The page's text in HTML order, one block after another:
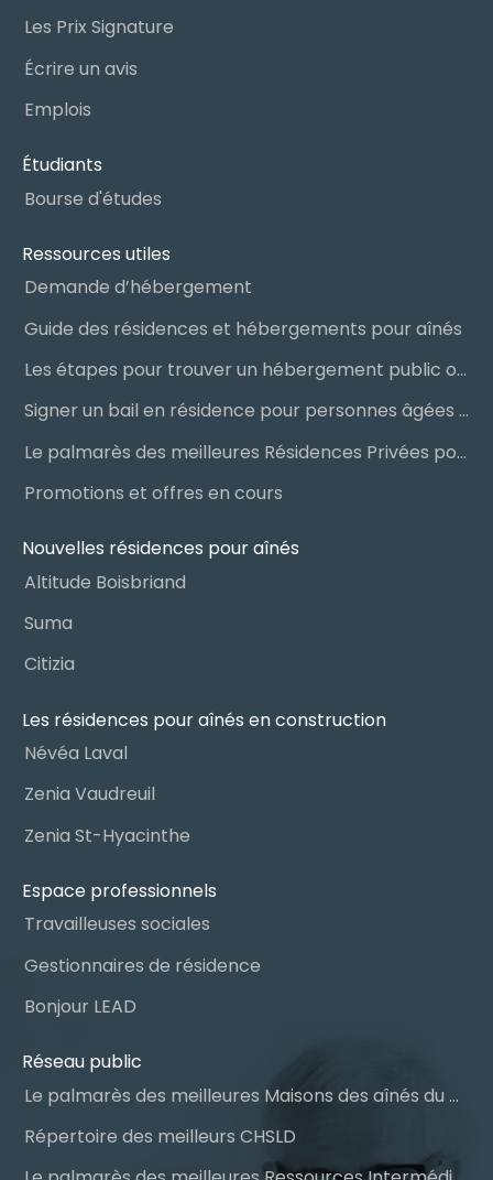
Les Prix Signature
Écrire un avis
Emplois
Étudiants
Bourse d'études
Ressources utiles
Demande d’hébergement
Guide des résidences et hébergements pour aînés
Les étapes pour trouver un hébergement public ou privé
Signer un bail en résidence pour personnes âgées (RPA) : ce qu’il faut savoir
Le palmarès des meilleures Résidences Privées pour Aînés (RPA)
Promotions et offres en cours
Nouvelles résidences pour aînés
Altitude Boisbriand
Suma
Citizia
Les résidences pour aînés en construction
Névéa Laval
Zenia Vaudreuil
Zenia St-Hyacinthe
Espace professionnels
Travailleuses sociales
Gestionnaires de résidence
Bonjour LEAD
Réseau public
Le palmarès des meilleures Maisons des aînés du Québec
Répertoire des meilleurs CHSLD